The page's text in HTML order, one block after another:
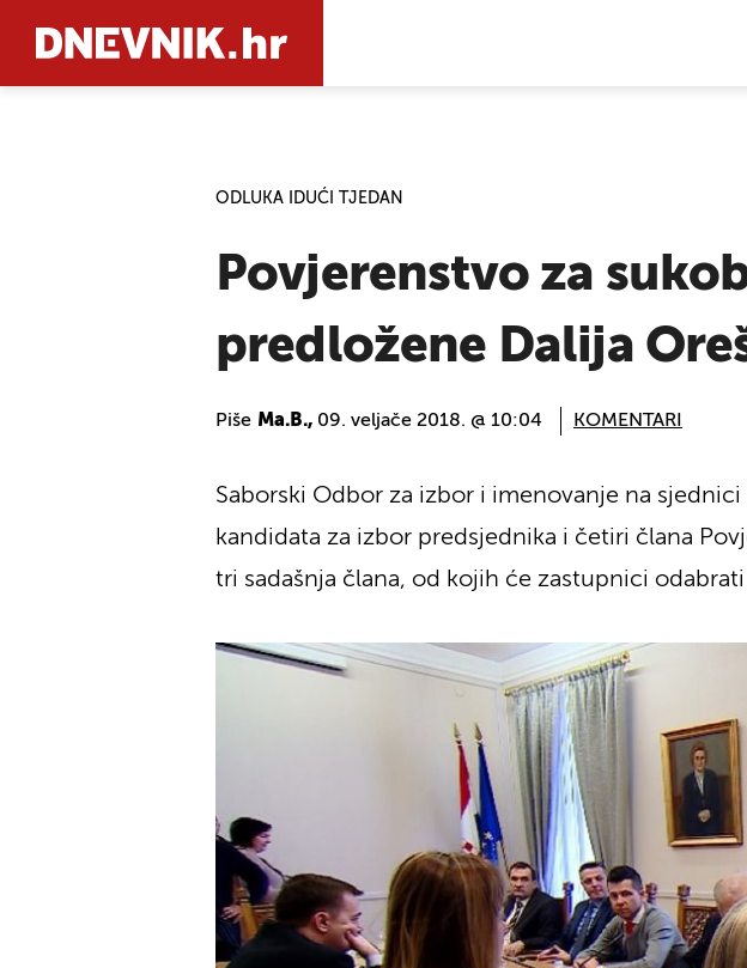
ODLUKA IDUĆI TJEDAN
Povjerenstvo za
predložene Dalija
Piše Ma.B., 09. veljače 2018. @ 10:04 KOMENTARI
Saborski Odbor za izbor i imenovanje na
kandidata za izbor predsjednika i četiri člana
tri sadašnja člana, od kojih će zastupnici